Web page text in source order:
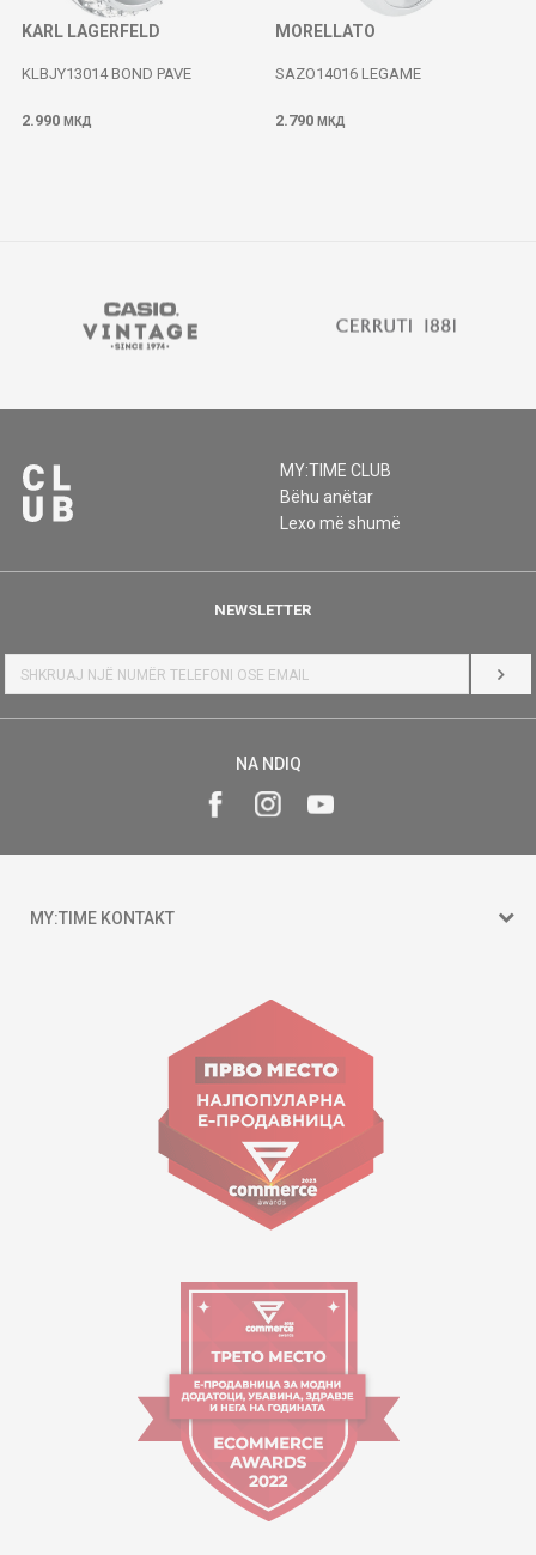
KARL LAGERFELD
KLBJY13014 BOND PAVE
2.990 МКД
MORELLATO
SAZO14016 LEGAME
2.790 МКД
MY:TIME CLUB
Bëhu anëtar
Lexo më shumë
NEWSLETTER
HYR
NA NDIQ
MY:TIME KONTAKT
Goce Nikolovski 74 Shkup
contact@mytime.mk
Orari i punës:
09:00 - 17:00